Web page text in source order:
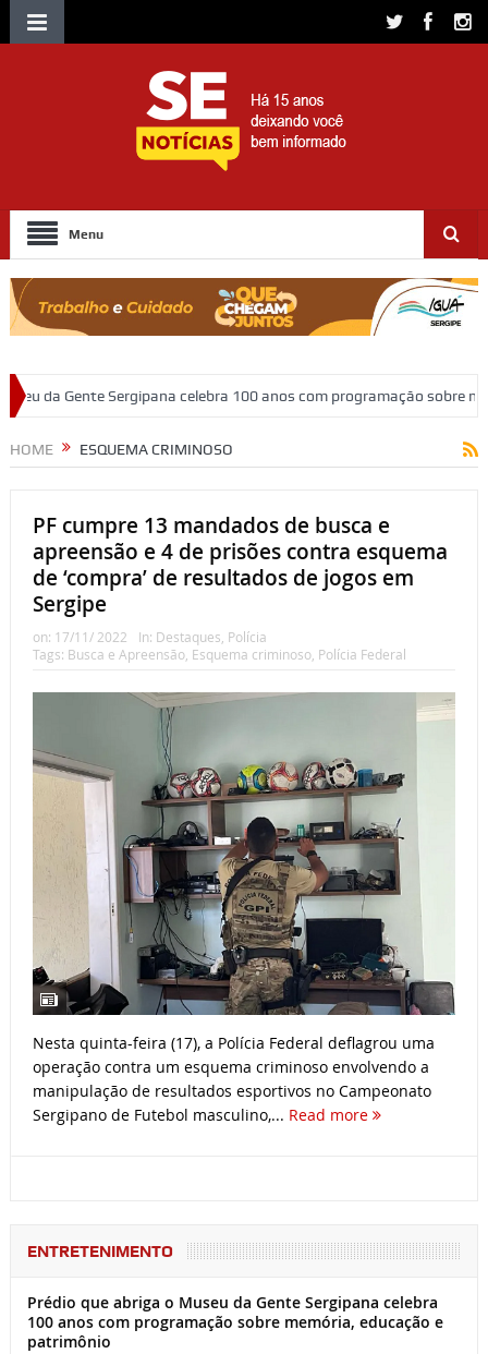
Menu
celebra 100 anos com programação sobre memória, educação e
HOME ESQUEMA CRIMINOSO
PF cumpre 13 mandados de busca e
apreensão e 4 de prisões contra esquema
de ‘compra’ de resultados de jogos em
Sergipe
on: 17/11/ 2022 In: Destaques, Polícia
Tags: Busca e Apreensão, Esquema criminoso, Polícia Federal
Nesta quinta-feira (17), a Polícia Federal deflagrou uma
operação contra um esquema criminoso envolvendo a
manipulação de resultados esportivos no Campeonato
Sergipano de Futebol masculino,... Read more
ENTRETENIMENTO
Prédio que abriga o Museu da Gente Sergipana celebra
100 anos com programação sobre memória, educação e
patrimônio